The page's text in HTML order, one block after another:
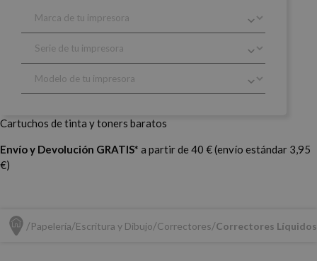
Cartuchos de tinta y toners baratos
Envío y Devolución GRATIS* a partir de 40 € (envío estándar 3,95
€)
Papelería Escritura y Dibujo Correctores Correctores Líquidos